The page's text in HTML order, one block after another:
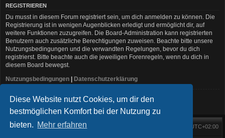
Diese Website nutzt Cookies, um dir den
bestmöglichen Komfort bei der Nutzung zu
bieten. Mehr erfahren
REGISTRIEREN
Du musst in diesem Forum registriert sein, um dich anmelden zu können. Die
Registrierung ist in wenigen Augenblicken erledigt und ermöglicht dir, auf
weitere Funktionen zuzugreifen. Die Board-Administration kann registrierten
Benutzern auch zusätzliche Berechtigungen zuweisen. Beachte bitte unsere
Nutzungsbedingungen und die verwandten Regelungen, bevor du dich
registrierst. Bitte beachte auch die jeweiligen Forenregeln, wenn du dich in
diesem Board bewegst.
Nutzungsbedingungen | Datenschutzerklärung
Registrieren
Startseite Foren-Übersicht UTC+02:00